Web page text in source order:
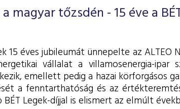
magyar tőzsdén - 15 éve a
15 éves jubileumát ünnepelte az ALTEO
vállalat a villamosenergia-
emellett pedig a hazai körforgásos
a fenntarthatóság és az
Legek-díjjal is elismert az elmúlt